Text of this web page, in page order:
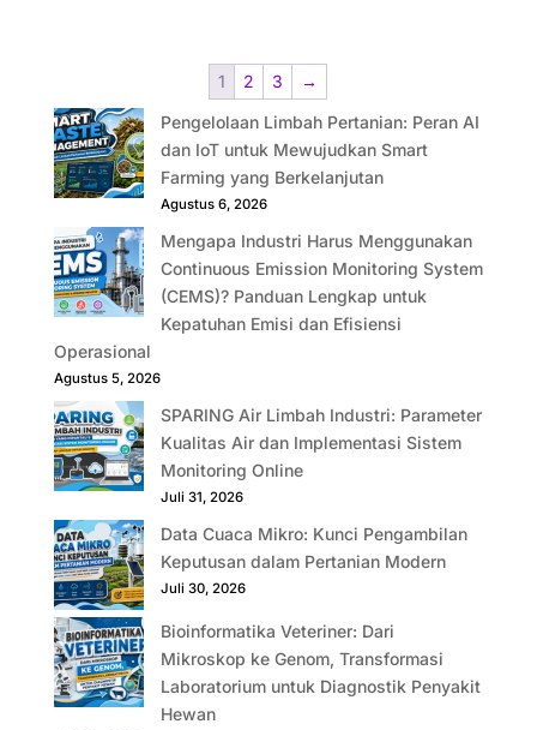
1 2 3
→
Pengelolaan Limbah Pertanian: Peran AI
dan IoT untuk Mewujudkan Smart
Farming yang Berkelanjutan
Agustus 6, 2026
Mengapa Industri Harus Menggunakan
Continuous Emission Monitoring System
(CEMS)? Panduan Lengkap untuk
Kepatuhan Emisi dan Efisiensi
Operasional
Agustus 5, 2026
SPARING Air Limbah Industri: Parameter
Kualitas Air dan Implementasi Sistem
Monitoring Online
Juli 31, 2026
Data Cuaca Mikro: Kunci Pengambilan
Keputusan dalam Pertanian Modern
Juli 30, 2026
Bioinformatika Veteriner: Dari
Mikroskop ke Genom, Transformasi
Laboratorium untuk Diagnostik Penyakit
Hewan